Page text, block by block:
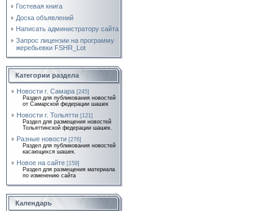
Гостевая книга
Доска объявлений
Написать администратору сайта
Запрос лицензии на программу
жеребьевки FSHR_Lot
Категории раздела
Новости г. Самара [245]
Раздел для публикования новостей
от Самарской федерации шашек
Новости г. Тольятти [121]
Раздел для размещения новостей
Тольяттинской федерации шашек.
Разные новости [276]
Раздел для публикования новостей
касающихся шашек.
Новое на сайте [159]
Раздел для размещения материала
по изменению сайта
Календарь